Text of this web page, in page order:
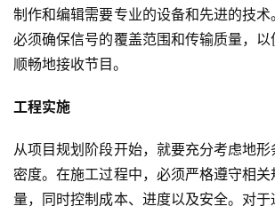
制作和编辑需要专业的设备和先进的技术
必须确保信号的覆盖范围和传输质量，
顺畅地接收节目。
工程实施
从项目规划阶段开始，就要充分考虑地
密度。在施工过程中，必须严格遵守相
量，同时控制成本、进度以及安全。对于